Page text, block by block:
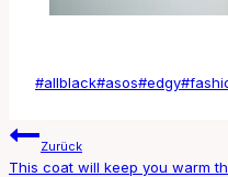
Schlagworte:
#allblack#asos#edgy#
Zurück
This coat will keep you warm